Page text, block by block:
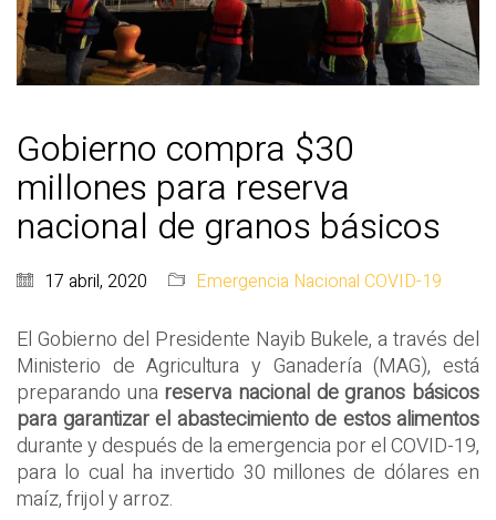
Gobierno compra $30
millones para reserva
nacional de granos básicos
17 abril, 2020 Emergencia Nacional COVID-19
El Gobierno del Presidente Nayib Bukele, a través del
Ministerio de Agricultura y Ganadería (MAG), está
preparando una reserva nacional de granos básicos
para garantizar el abastecimiento de estos alimentos
durante y después de la emergencia por el COVID-19,
para lo cual ha invertido 30 millones de dólares en
maíz, frijol y arroz.